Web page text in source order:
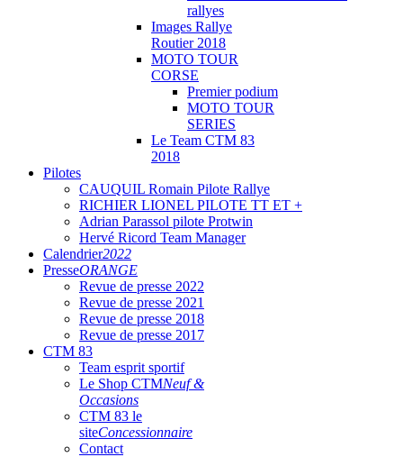
rallyes
Images Rallye
Routier 2018
MOTO TOUR
CORSE
Premier podium
MOTO TOUR
SERIES
Le Team CTM 83
2018
Pilotes
CAUQUIL Romain Pilote Rallye
RICHIER LIONEL PILOTE TT ET +
Adrian Parassol pilote Protwin
Hervé Ricord Team Manager
Calendrier2022
PresseORANGE
Revue de presse 2022
Revue de presse 2021
Revue de presse 2018
Revue de presse 2017
CTM 83
Team esprit sportif
Le Shop CTMNeuf &
Occasions
CTM 83 le
siteConcessionnaire
Contact